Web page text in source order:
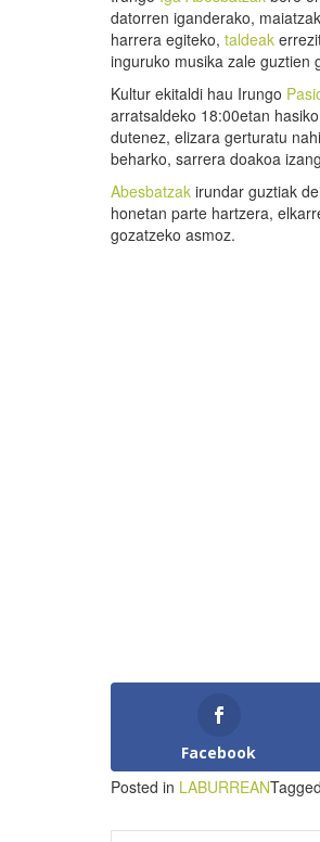
datorren iganderako,
harrera egiteko, taldeak
inguruko musika zale guztien
Kultur ekitaldi hau Irungo
arratsaldeko 18:00etan
dutenez, elizara gerturatu
beharko, sarrera doakoa
Abesbatzak irundar guztiak
honetan parte hartzera,
gozatzeko asmoz.
Facebook
Posted in LABURREANTagged